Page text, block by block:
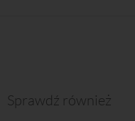
Sprawdź również